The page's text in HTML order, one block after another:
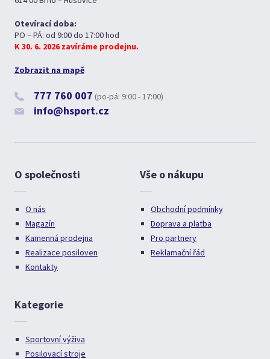
Otevírací doba:
PO – PÁ: od 9:00 do 17:00 hod
K 30. 6. 2026 zavíráme prodejnu.
Zobrazit na mapě
777 760 007 (po-pá: 9:00 - 17:00)
info@hsport.cz
O společnosti
O nás
Magazín
Kamenná prodejna
Realizace posiloven
Kontakty
Vše o nákupu
Obchodní podmínky
Doprava a platba
Pro partnery
Reklamační řád
Kategorie
Sportovní výživa
Posilovací stroje